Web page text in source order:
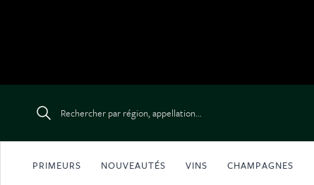
Rechercher par région, appellation...
PRIMEURS NOUVEAUTÉS VINS CHAMPAGNES